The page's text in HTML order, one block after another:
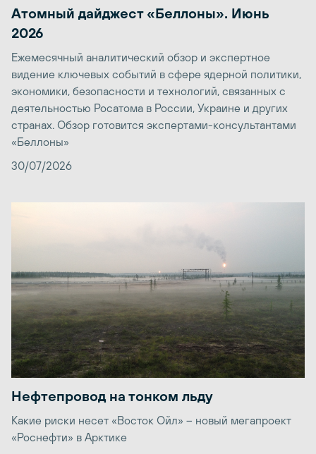
Атомный дайджест «Беллоны». Июнь
2026
Ежемесячный аналитический обзор и экспертное
видение ключевых событий в сфере ядерной политики,
экономики, безопасности и технологий, связанных с
деятельностью Росатома в России, Украине и других
странах. Обзор готовится экспертами-консультантами
«Беллоны»
30/07/2026
Нефтепровод на тонком льду
Какие риски несет «Восток Ойл» – новый мегапроект
«Роснефти» в Арктике